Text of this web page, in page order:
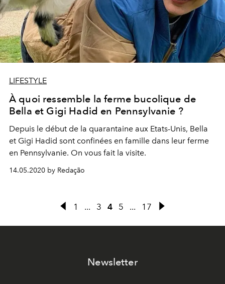
LIFESTYLE
À quoi ressemble la ferme bucolique de
Bella et Gigi Hadid en Pennsylvanie ?
Depuis le début de la quarantaine aux Etats-Unis, Bella
et Gigi Hadid sont confinées en famille dans leur ferme
en Pennsylvanie. On vous fait la visite.
14.05.2020 by Redação
1 ... 3 4 5 ... 17
Newsletter